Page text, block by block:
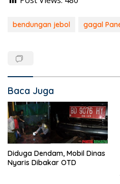
bendungan jebol gagal
Baca Juga
Diduga Dendam, Mobil Dinas
Nyaris Dibakar OTD